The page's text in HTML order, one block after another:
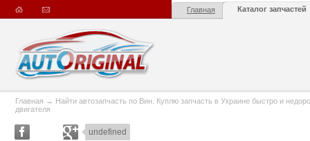
Главная Каталог запчастей
Главная → Найти автозапчасть по Вин. Куплю запчасть в Украине быстро и
двигателя
undefined